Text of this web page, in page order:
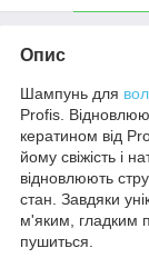
Опис
Шампунь для
Profis.
кератином від
йому свіжість і
відновлюють
стан. Завдяки
м'яким, гладким
пушиться.